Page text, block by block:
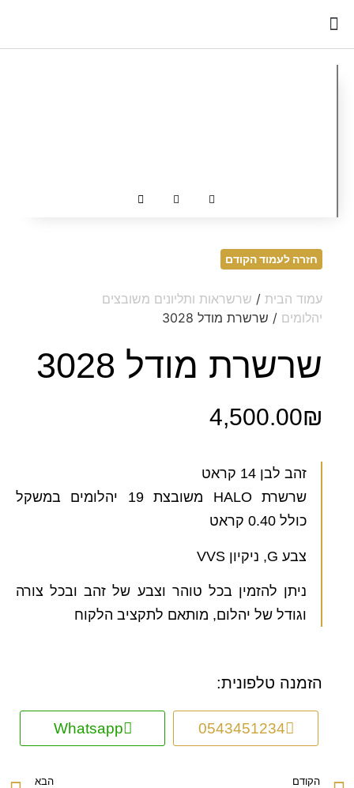
חזרה לעמוד הקודם
עמוד הבית / שרשראות ותליונים משובצים
יהלומים / שרשרת מודל 3028
שרשרת מודל 3028
4,500.00₪
זהב לבן 14 קראט
שרשרת HALO משובצת 19 יהלומים במשקל
כולל 0.40 קראט
צבע G, ניקיון VVS
ניתן להזמין בכל טוהר וצבע של זהב ובכל צורה
וגודל של יהלום, מותאם לתקציב הלקוח
הזמנה טלפונית:
0543451234
Whatsapp
הקודם הבא